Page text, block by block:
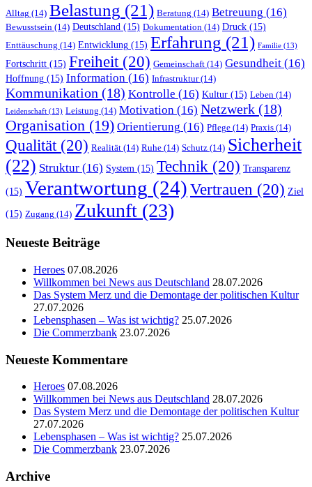
Alltag (14) Belastung (21) Beratung (14) Betreuung (16)
Bewusstsein (14) Deutschland (15) Dokumentation (14) Druck (15)
Enttäuschung (14) Entwicklung (15) Erfahrung (21) Familie (13)
Fortschritt (15) Freiheit(20) Gemeinschaft (14) Gesundheit (16)
Hoffnung (15) Information (16) Infrastruktur(14)
Kommunikation (18) Kontrolle (16) Kultur (15) Leben (14)
Leidenschaft (13) Leistung (14) Motivation (16) Netzwerk (18)
Organisation (19) Orientierung (16) Pflege (14) Praxis (14)
Qualität(20) Realität (14) Ruhe (14) Schutz (14) Sicherheit
(22) Struktur (16) System (15) Technik (20) Transparenz
(15) Verantwortung (24)Vertrauen (20) Ziel
(15) Zugang (14) Zukunft (23)
Neueste Beiträge
Heroes 07.08.2026
Willkommen bei News aus Deutschland 28.07.2026
Das System Merz und die Demontage der politischen Kultur
27.07.2026
Lebensphasen – Was ist wichtig? 25.07.2026
Die Commerzbank 23.07.2026
Neueste Kommentare
Heroes 07.08.2026
Willkommen bei News aus Deutschland 28.07.2026
Das System Merz und die Demontage der politischen Kultur
27.07.2026
Lebensphasen – Was ist wichtig? 25.07.2026
Die Commerzbank 23.07.2026
Archive